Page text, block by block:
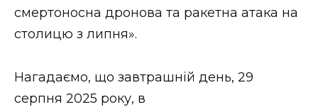
смертоносна дронова та ракетна атака на
столицю з липня».
Нагадаємо, що завтрашній день, 29
серпня 2025 року, в